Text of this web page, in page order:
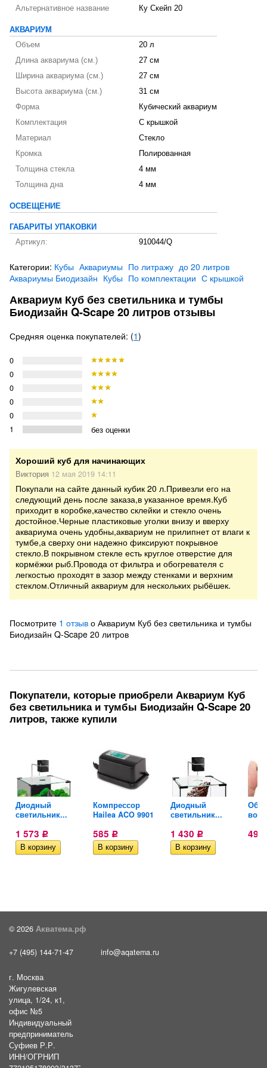
Альтернативное название
Ку Скейп 20
АКВАРИУМ
Объем
20 л
Длина аквариума (см.)
27 см
Ширина аквариума (см.)
27 см
Высота аквариума (см.)
31 см
Форма
Кубический аквариум
Комплектация
С крышкой
Материал
Стекло
Кромка
Полированная
Толщина стекла
4 мм
Толщина дна
4 мм
ОСВЕЩЕНИЕ
ГАБАРИТЫ УПАКОВКИ
Артикул:
910044/Q
Категории: Кубы Аквариумы По литражу до 20 литров
Аквариумы Биодизайн Кубы По комплектации С крышкой
Аквариум Куб без светильника и тумбы
Биодизайн Q-Scape 20 литров отзывы
Средняя оценка покупателей: (1)
0
0
0
0
0
1
без оценки
Хороший куб для начинающих
Виктория 12 мая 2019 14:11
Покупали на сайте данный кубик 20 л.Привезли его на
следующий день после заказа,в указанное время.Куб
приходит в коробке,качество склейки и стекло очень
достойное.Черные пластиковые уголки внизу и вверху
аквариума очень удобны,аквариум не прилипнет от влаги к
тумбе,а сверху они надежно фиксируют покрывное
стекло.В покрывном стекле есть круглое отверстие для
кормёжки рыб.Провода от фильтра и обогревателя с
легкостью проходят в зазор между стенками и верхним
стеклом.Отличный аквариум для нескольких рыбёшек.
Посмотрите 1 отзыв о Аквариум Куб без светильника и тумбы
Биодизайн Q-Scape 20 литров
Покупатели, которые приобрели Аквариум Куб
без светильника и тумбы Биодизайн Q-Scape 20
литров, также купили
Диодный
светильник...
1 573 Р
Компрессор
Hailea ACO 9901
585 Р
Диодный
светильник...
1 430 Р 49
© 2026 Акватема.рф
+7 (495) 144-71-47 info@aqatema.ru
г. Москва
Жигулевская
улица, 1/24, к1,
офис №5
Индивидуальный
предприниматель
Суфиев Р.Р.
ИНН/ОГРНИП